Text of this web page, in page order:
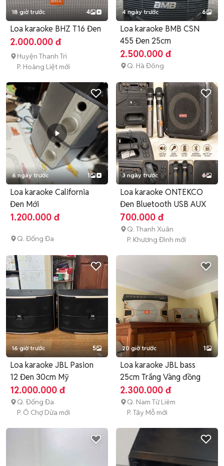
18 giờ trước 4
Loa karaoke BHZ T16 Đen
2.000.000 đ
Huyện Thanh Trì
P. Hoàng Liệt mới
4 ngày trước 6
Loa karaoke BMB CSN
455 Đen 25cm
2.500.000 đ
Q. Hà Đông
6 ngày trước 1
Loa karaoke California
Đen Mới
1.200.000 đ
Q. Đống Đa
3 ngày trước 6
Loa karaoke ONTEKCO
Đen Bluetooth USB AUX
700.000 đ
Q. Thanh Xuân
P. Khương Đình mới
16 giờ trước 5
Loa karaoke JBL Pasion
12 Đen 30cm Mỹ
12.000.000 đ
Q. Đống Đa
P. Ô Chợ Dừa mới
20 giờ trước 1
Loa karaoke JBL bass
25cm Trắng Vàng đồng
2.300.000 đ
Q. Nam Từ Liêm
P. Tây Mỗ mới